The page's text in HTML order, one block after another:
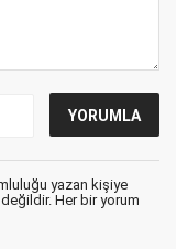
yazan kişiye
Her bir yorum